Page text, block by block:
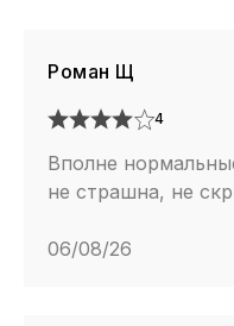
Роман Щ
4
Вполне
не страшна, не
06/08/26